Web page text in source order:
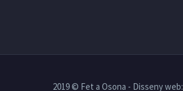
2019 © Fet a Osona - Disseny web: